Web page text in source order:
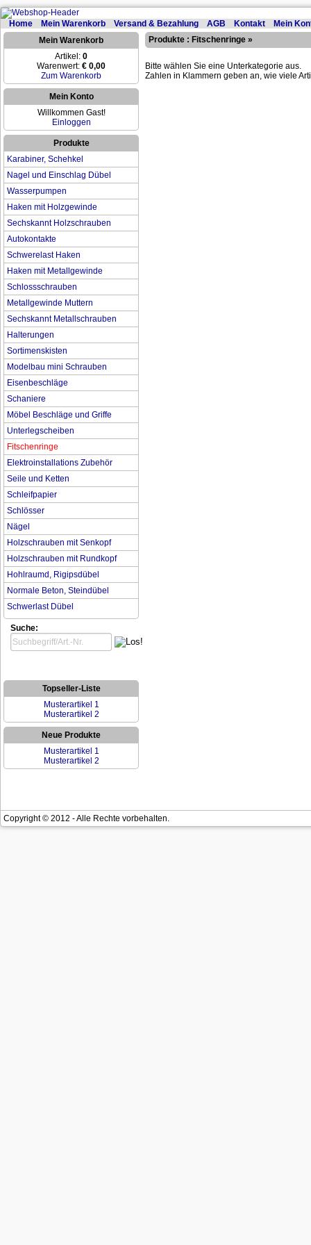
Home Mein Warenkorb Versand & Bezahlung AGB Kontakt
Mein
Mein Warenkorb
Artikel: 0
Warenwert: € 0,00
Zum Warenkorb
Mein Konto
Willkommen Gast!
Einloggen
Produkte
Karabiner, Schehkel
Nagel und Einschlag Dübel
Wasserpumpen
Haken mit Holzgewinde
Sechskannt Holzschrauben
Autokontakte
Schwerelast Haken
Haken mit Metallgewinde
Schlossschrauben
Metallgewinde Muttern
Sechskannt Metallschrauben
Halterungen
Sortimenskisten
Modelbau mini Schrauben
Eisenbeschläge
Schaniere
Möbel Beschläge und Griffe
Unterlegscheiben
Fitschenringe
Elektroinstallations Zubehör
Seile und Ketten
Schleifpapier
Schlösser
Nägel
Holzschrauben mit Senkopf
Holzschrauben mit Rundkopf
Hohlraumd, Rigipsdübel
Normale Beton, Steindübel
Schwerlast Dübel
Suche:
Topseller-Liste
Musterartikel 1
Musterartikel 2
Neue Produkte
Musterartikel 1
Musterartikel 2
Produkte : Fitschenringe »
Bitte wählen Sie eine Unterkategorie aus.
Zahlen in Klammern geben an, wie viele
Copyright © 2012 - Alle Rechte vorbehalten.